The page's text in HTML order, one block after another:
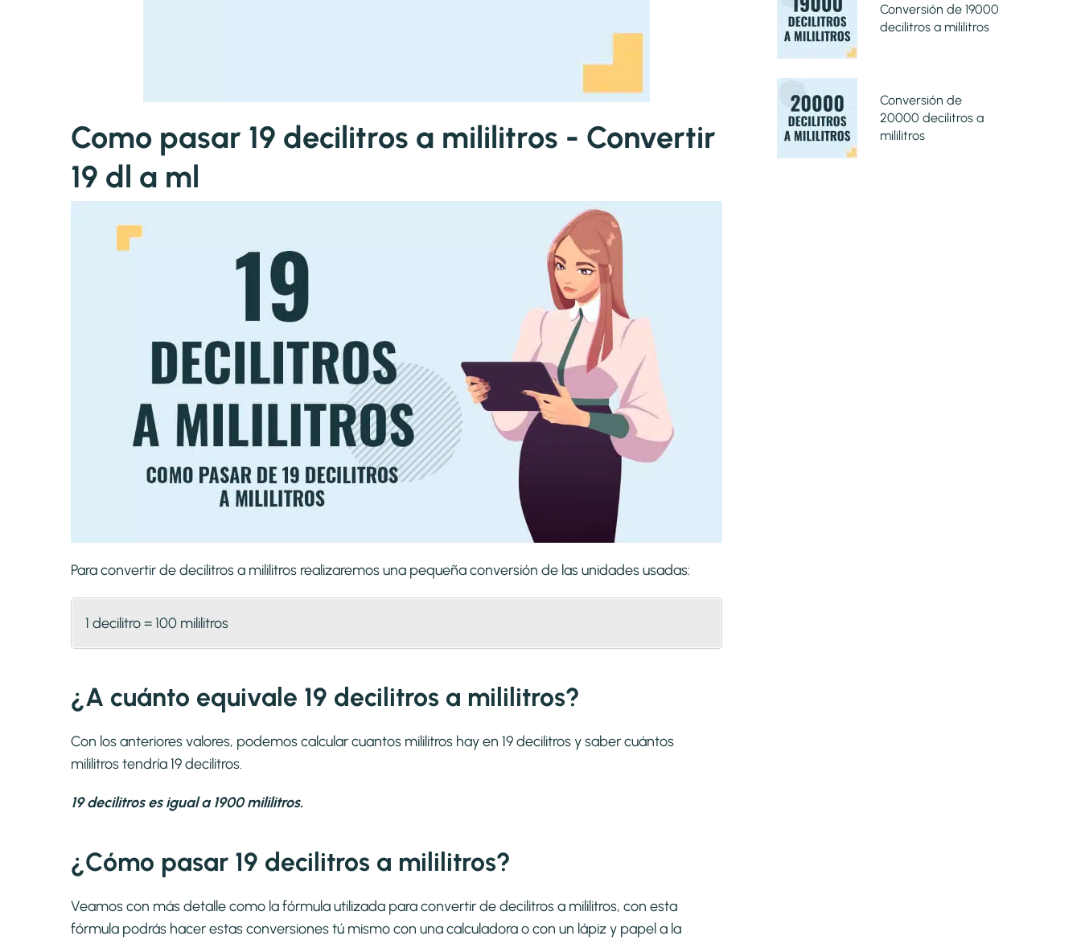
Como pasar 19 decilitros a mililitros - Convertir
19 dl a ml
Para convertir de decilitros a mililitros realizaremos una pequeña conversión de las unidades usadas:
1 decilitro = 100 mililitros
¿A cuánto equivale 19 decilitros a mililitros?
Con los anteriores valores, podemos calcular cuantos mililitros hay en 19 decilitros y saber cuántos
mililitros tendría 19 decilitros.
19 decilitros es igual a 1900 mililitros.
¿Cómo pasar 19 decilitros a mililitros?
Veamos con más detalle como la fórmula utilizada para convertir de decilitros a mililitros, con esta
fórmula podrás hacer estas conversiones tú mismo con una calculadora o con un lápiz y papel a la
Conversión de 19000
decilitros a mililitros
Conversión de
20000 decilitros a
mililitros